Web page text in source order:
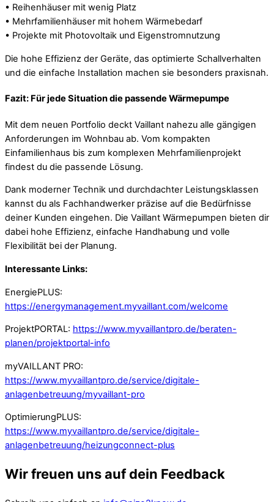
• Reihenhäuser mit wenig Platz
• Mehrfamilienhäuser mit hohem Wärmebedarf
• Projekte mit Photovoltaik und Eigenstromnutzung
Die hohe Effizienz der Geräte, das optimierte Schallverhalten
und die einfache Installation machen sie besonders praxisnah.
Fazit: Für jede Situation die passende Wärmepumpe
Mit dem neuen Portfolio deckt Vaillant nahezu alle gängigen
Anforderungen im Wohnbau ab. Vom kompakten
Einfamilienhaus bis zum komplexen Mehrfamilienprojekt
findest du die passende Lösung.
Dank moderner Technik und durchdachter Leistungsklassen
kannst du als Fachhandwerker präzise auf die Bedürfnisse
deiner Kunden eingehen. Die Vaillant Wärmepumpen bieten dir
dabei hohe Effizienz, einfache Handhabung und volle
Flexibilität bei der Planung.
Interessante Links:
EnergiePLUS:
https://energymanagement.myvaillant.com/welcome
ProjektPORTAL: https://www.myvaillantpro.de/beraten-
planen/projektportal-info
myVAILLANT PRO:
https://www.myvaillantpro.de/service/digitale-
anlagenbetreuung/myvaillant-pro
OptimierungPLUS:
https://www.myvaillantpro.de/service/digitale-
anlagenbetreuung/heizungconnect-plus
Wir freuen uns auf dein Feedback